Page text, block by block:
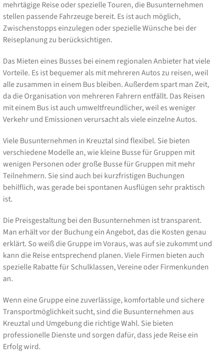
mehrtägige Reise oder spezielle Touren, die Busunternehmen
stellen passende Fahrzeuge bereit. Es ist auch möglich,
Zwischenstopps einzulegen oder spezielle Wünsche bei der
Reiseplanung zu berücksichtigen.
Das Mieten eines Busses bei einem regionalen Anbieter hat viele
Vorteile. Es ist bequemer als mit mehreren Autos zu reisen, weil
alle zusammen in einem Bus bleiben. Außerdem spart man Zeit,
da die Organisation von mehreren Fahrern entfällt. Das Reisen
mit einem Bus ist auch umweltfreundlicher, weil es weniger
Verkehr und Emissionen verursacht als viele einzelne Autos.
Viele Busunternehmen in Kreuztal sind flexibel. Sie bieten
verschiedene Modelle an, wie kleine Busse für Gruppen mit
wenigen Personen oder große Busse für Gruppen mit mehr
Teilnehmern. Sie sind auch bei kurzfristigen Buchungen
behilflich, was gerade bei spontanen Ausflügen sehr praktisch
ist.
Die Preisgestaltung bei den Busunternehmen ist transparent.
Man erhält vor der Buchung ein Angebot, das die Kosten genau
erklärt. So weiß die Gruppe im Voraus, was auf sie zukommt und
kann die Reise entsprechend planen. Viele Firmen bieten auch
spezielle Rabatte für Schulklassen, Vereine oder Firmenkunden
an.
Wenn eine Gruppe eine zuverlässige, komfortable und sichere
Transportmöglichkeit sucht, sind die Busunternehmen aus
Kreuztal und Umgebung die richtige Wahl. Sie bieten
professionelle Dienste und sorgen dafür, dass jede Reise ein
Erfolg wird.